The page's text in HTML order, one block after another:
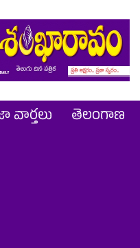
Prajashankaravam
తెలంగాణ